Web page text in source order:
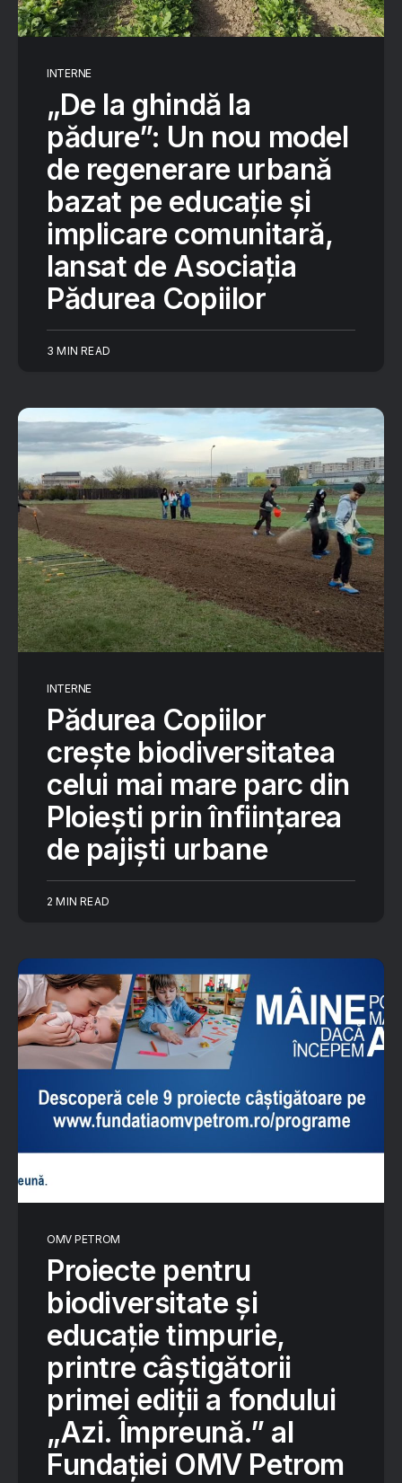
INTERNE
„De la ghindă la
pădure”: Un nou model
de regenerare urbană
bazat pe educație și
implicare comunitară,
lansat de Asociația
Pădurea Copiilor
3 MIN READ
INTERNE
Pădurea Copiilor
crește biodiversitatea
celui mai mare parc din
Ploiești prin înființarea
de pajiști urbane
2 MIN READ
OMV PETROM
Proiecte pentru
biodiversitate și
educație timpurie,
printre câștigătorii
primei ediții a fondului
„Azi. Împreună.” al
Fundației OMV Petrom